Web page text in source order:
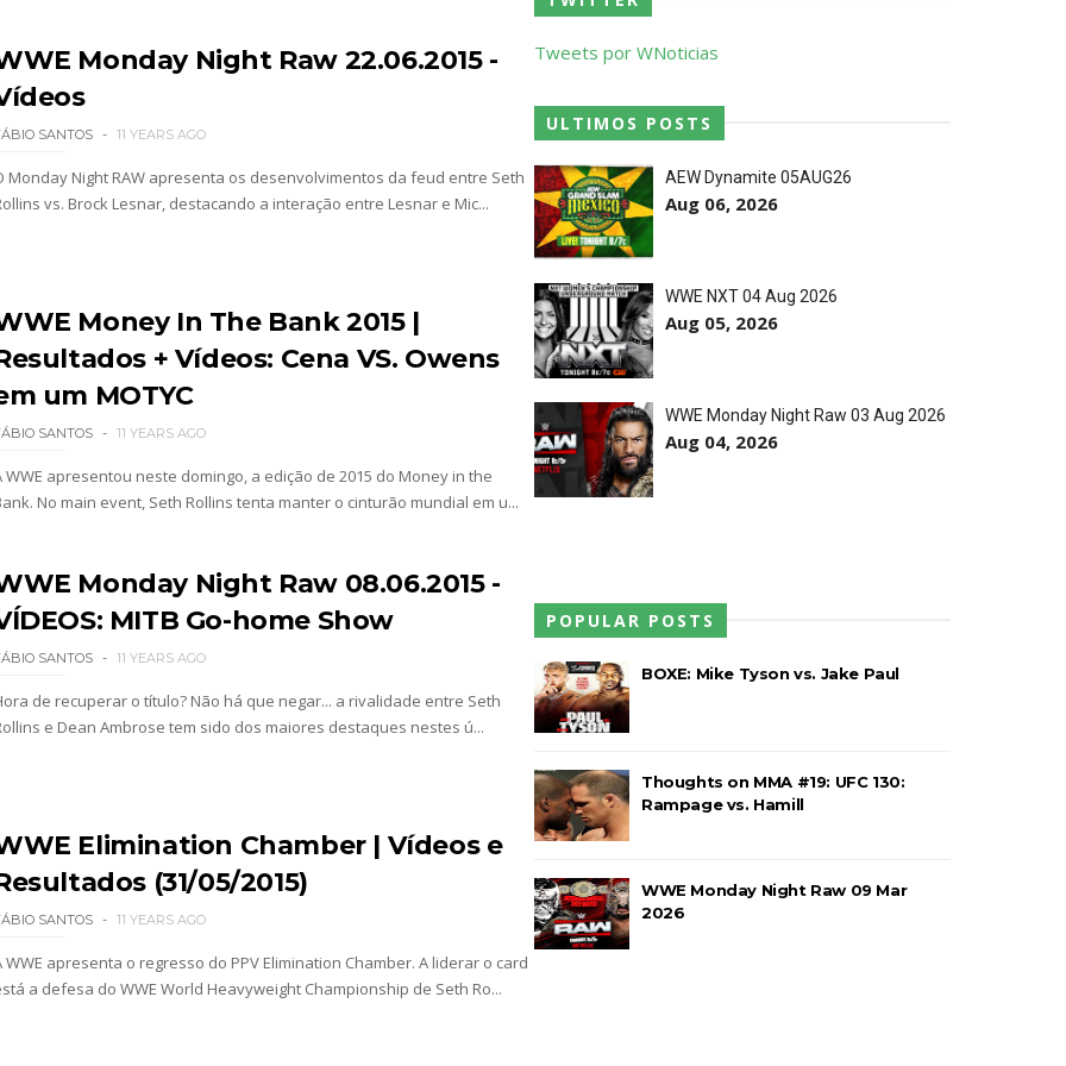
Fatu destrói Royce Keys em Street Fight e troca gestos tensos com Roman Reigns
e Penta superam armadilhas de Dominik Mysterio e JD McDonagh
Breakker supera Joe Hendry após interferência e confusão fora do ringue
guerra com Brock Lesnar e deixa aviso a todo o balneário da WWE
no Money in the Bank
de AJ Lee
NO RAW: Je'Von Evans supera Ethan Page mas é abalroado por Big Cass
Reigns e exige combate pelo World Heavyweight Championship
de Brie Bella
Monday Night Raw 22.06.2015 -
SANTOS 11 YEARS AGO
Monday Night RAW apresenta os desenvolvimentos da feud entre Seth
vs. Brock Lesnar, destacando a interação entre Lesnar e Mic...
Money In The Bank 2015 |
+ Vídeos: Cena VS. Owens
um MOTYC
SANTOS 11 YEARS AGO
WWE apresentou neste domingo, a edição de 2015 do Money in the
No main event, Seth Rollins tenta manter o cinturão mundial em u...
Monday Night Raw 08.06.2015 -
MITB Go-home Show
SANTOS 11 YEARS AGO
de recuperar o título? Não há que negar... a rivalidade entre Seth
e Dean Ambrose tem sido dos maiores destaques nestes ú...
Elimination Chamber | Vídeos e
(31/05/2015)
SANTOS 11 YEARS AGO
WWE apresenta o regresso do PPV Elimination Chamber. A liderar o card
a defesa do WWE World Heavyweight Championship de Seth Ro...
Tweets por WNoticias
ULTIMOS POSTS
AEW Dynamite 05AUG26
Aug 06, 2026
WWE NXT 04 Aug 2026
Aug 05, 2026
WWE Monday Night Raw 03 Aug 2026
Aug 04, 2026
POPULAR POSTS
BOXE: Mike Tyson vs. Jake Paul
Thoughts on MMA #19: UFC 130:
Rampage vs. Hamill
WWE Monday Night Raw 09 Mar
2026